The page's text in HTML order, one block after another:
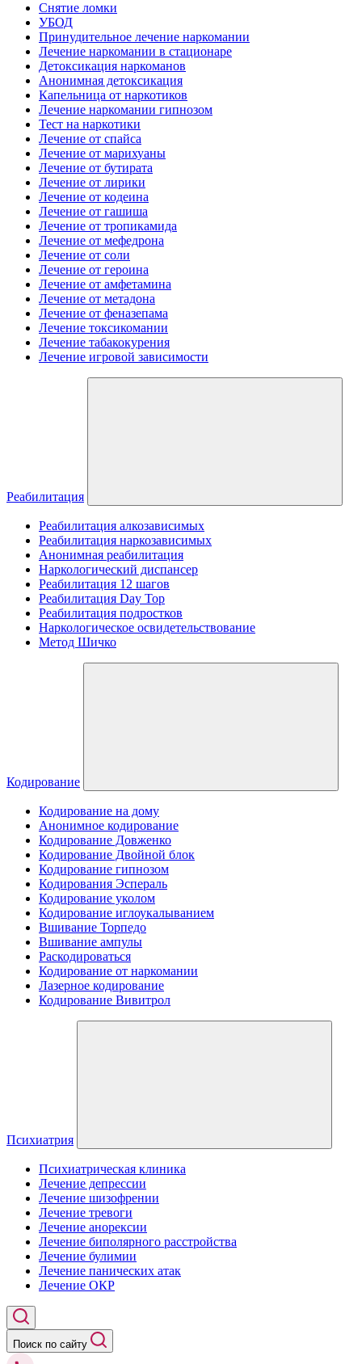
Снятие ломки
УБОД
Принудительное лечение наркомании
Лечение наркомании в стационаре
Детоксикация наркоманов
Анонимная детоксикация
Капельница от наркотиков
Лечение наркомании гипнозом
Тест на наркотики
Лечение от спайса
Лечение от марихуаны
Лечение от бутирата
Лечение от лирики
Лечение от кодеина
Лечение от гашиша
Лечение от тропикамида
Лечение от мефедрона
Лечение от соли
Лечение от героина
Лечение от амфетамина
Лечение от метадона
Лечение от феназепама
Лечение токсикомании
Лечение табакокурения
Лечение игровой зависимости
Реабилитация
Реабилитация алкозависимых
Реабилитация наркозависимых
Анонимная реабилитация
Наркологический диспансер
Реабилитация 12 шагов
Реабилитация Day Top
Реабилитация подростков
Наркологическое освидетельствование
Метод Шичко
Кодирование
Кодирование на дому
Анонимное кодирование
Кодирование Довженко
Кодирование Двойной блок
Кодирование гипнозом
Кодирования Эспераль
Кодирование уколом
Кодирование иглоукалыванием
Вшивание Торпедо
Вшивание ампулы
Раскодироваться
Кодирование от наркомании
Лазерное кодирование
Кодирование Вивитрол
Психиатрия
Психиатрическая клиника
Лечение депрессии
Лечение шизофрении
Лечение тревоги
Лечение анорексии
Лечение биполярного расстройства
Лечение булимии
Лечение панических атак
Лечение ОКР
Поиск по сайту